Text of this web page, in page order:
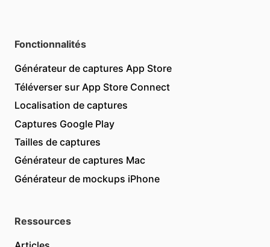
Fonctionnalités
Générateur de captures App Store
Téléverser sur App Store Connect
Localisation de captures
Captures Google Play
Tailles de captures
Générateur de captures Mac
Générateur de mockups iPhone
Ressources